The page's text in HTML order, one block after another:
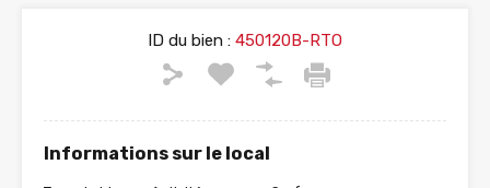
ID du bien : 450120B-RTO
Informations sur le local